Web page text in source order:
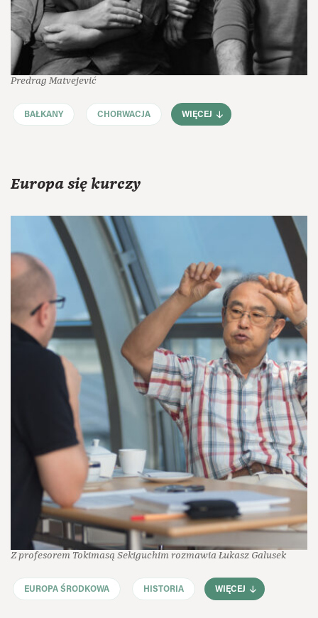
Predrag Matvejević
BAŁKANY CHORWACJA WIĘCEJ
Europa się kurczy
Z profesorem Tokimasą Sekiguchim rozmawia Łukasz Galusek
EUROPA ŚRODKOWA HISTORIA WIĘCEJ